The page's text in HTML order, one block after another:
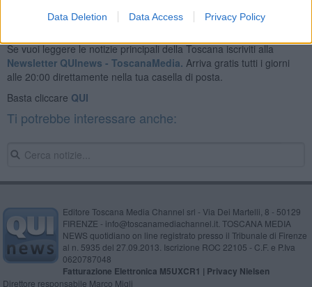
Data Deletion Data Access Privacy Policy
Se vuoi leggere le notizie principali della Toscana iscriviti alla
Newsletter QUInews - ToscanaMedia. Arriva gratis tutti i giorni
alle 20:00 direttamente nella tua casella di posta.
Basta cliccare QUI
Ti potrebbe interessare anche:
Editore Toscana Media Channel srl - Via Dei Martelli, 8 - 50129
FIRENZE - info@toscanamediachannel.it. TOSCANA MEDIA
NEWS quotidiano on line registrato presso il Tribunale di Firenze
al n. 5935 del 27.09.2013. Iscrizione ROC 22105 - C.F. e P.Iva
0620787048
Fatturazione Elettronica M5UXCR1 | Privacy Nielsen
Direttore responsabile Marco Migli